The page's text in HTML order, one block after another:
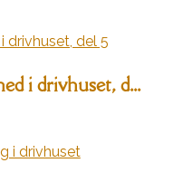
i drivhuset, d...